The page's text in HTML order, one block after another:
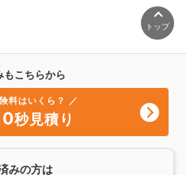
トップ
もこちらから
料はいくら？ ／
秒見積り
みの方は